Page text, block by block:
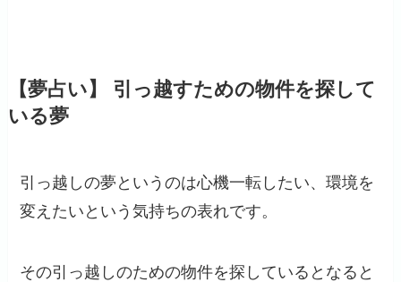
【夢占い】 引っ越すための物件を探して
いる夢
引っ越しの夢というのは心機一転したい、環境を
変えたいという気持ちの表れです。
その引っ越しのための物件を探しているとなると